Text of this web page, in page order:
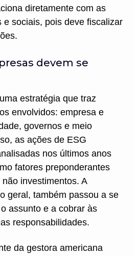
diretamente com as
e sociais, pois deve fiscalizar
devem se
estratégia que traz
envolvidos: empresa e
governos e meio
as ações de ESG
nos últimos anos
fatores preponderantes
investimentos. A
geral, também passou a se
assunto e a cobrar às
responsabilidades.
da gestora americana